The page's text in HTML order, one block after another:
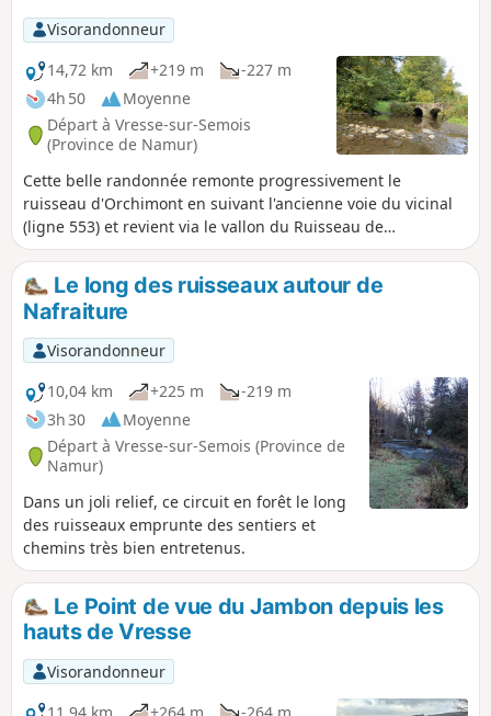
Visorandonneur
14,72 km
+219 m
-227 m
4h 50
Moyenne
Départ à Vresse-sur-Semois
(Province de Namur)
Cette belle randonnée remonte progressivement le
ruisseau d'Orchimont en suivant l'ancienne voie du vicinal
(ligne 553) et revient via le vallon du Ruisseau de
Bellefontaine. À l'entrée du village de Bellefontaine, un petit
détour mène vers la Fontaine de Saint-Furcy et à la Grotte
de Notre-Dame de Bellefontaine.
Le long des ruisseaux autour de
Nafraiture
Visorandonneur
10,04 km
+225 m
-219 m
3h 30
Moyenne
Départ à Vresse-sur-Semois (Province de
Namur)
Dans un joli relief, ce circuit en forêt le long
des ruisseaux emprunte des sentiers et
chemins très bien entretenus.
Le Point de vue du Jambon depuis les
hauts de Vresse
Visorandonneur